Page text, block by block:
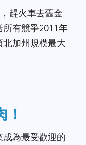
趕火車去舊金
所有競爭2011年
北加州規模最大
為最受歡迎的